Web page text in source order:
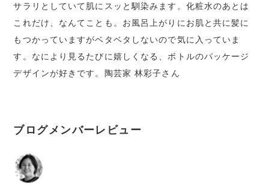
サラリとしていて肌にスッと馴染みます。化粧水のあとは
これだけ、なんてことも。お風呂上がりにお肌と共に髪に
もつかっていますがベタベタしないので気に入っていま
す。なにより見るたびに嬉しくなる、ボトルのパッケージ
デザインが好きです。陶芸家 林彩子さん
ブログメンバーレビュー